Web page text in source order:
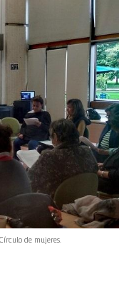
de mujeres.